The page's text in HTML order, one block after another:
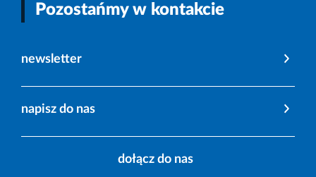
Pozostańmy w kontakcie
newsletter
napisz do nas
dołącz do nas